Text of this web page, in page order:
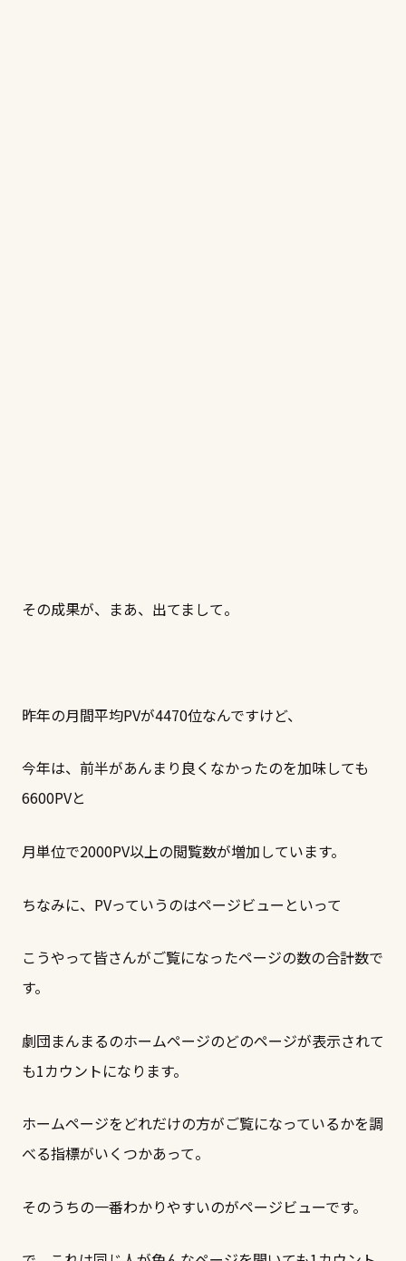
その成果が、まあ、出てまして。
昨年の月間平均PVが4470位なんですけど、
今年は、前半があんまり良くなかったのを加味しても
6600PVと
月単位で2000PV以上の閲覧数が増加しています。
ちなみに、PVっていうのはページビューといって
こうやって皆さんがご覧になったページの数の合計数で
す。
劇団まんまるのホームページのどのページが表示されて
も1カウントになります。
ホームページをどれだけの方がご覧になっているかを調
べる指標がいくつかあって。
そのうちの一番わかりやすいのがページビューです。